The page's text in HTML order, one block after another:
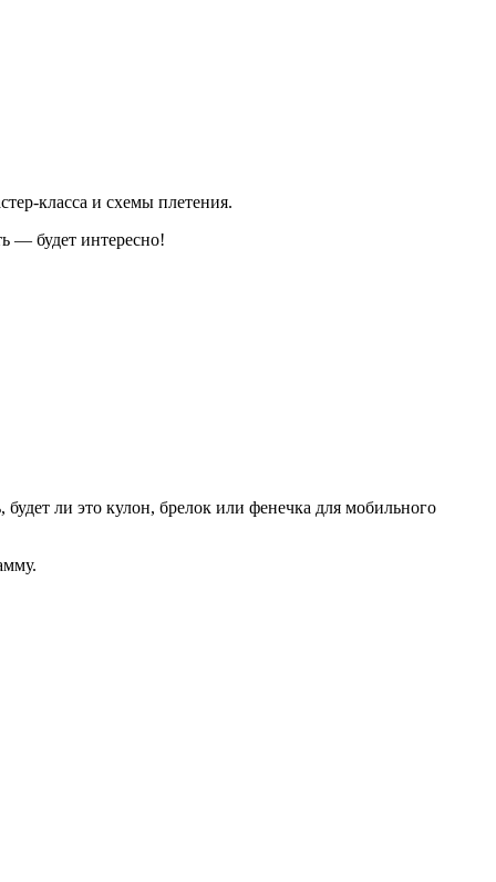
класса и схемы плетения.
— будет интересно!
ли это кулон, брелок или фенечка для мобильного